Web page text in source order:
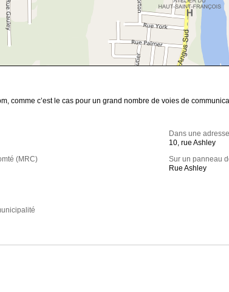
comme c’est le cas pour un grand nombre de voies de
(MRC)
Dans une
10, rue Ashley
Sur un panneau
Rue Ashley